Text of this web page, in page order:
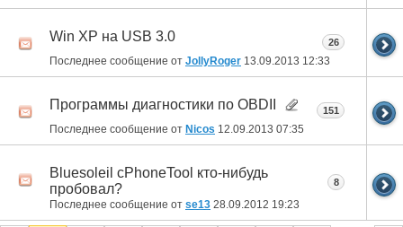
Win XP на USB 3.0
Последнее сообщение от JollyRoger 13.09.2013 12:33
26
Программы диагностики по OBDII
Последнее сообщение от Nicos 12.09.2013 07:35
151
Bluesoleil cPhoneTool кто-нибудь
пробовал?
Последнее сообщение от se13 28.09.2012 19:23
8